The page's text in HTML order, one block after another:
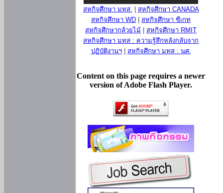
สหกิจศึกษา มทส.
สหกิจศึกษา CANADA
สหกิจศึกษา WD
สหกิจศึกษา ซีเกท
สหกิจศึกษากล้วยไม้
สหกิจศึกษา RMIT
สหกิจศึกษา มทส : ความรู้สึกหลังกลับจาก
ปฏิบัติงานฯ| สหกิจศึกษา มทส : นศ.
Content on this page requires a newer
version of Adobe Flash Player.